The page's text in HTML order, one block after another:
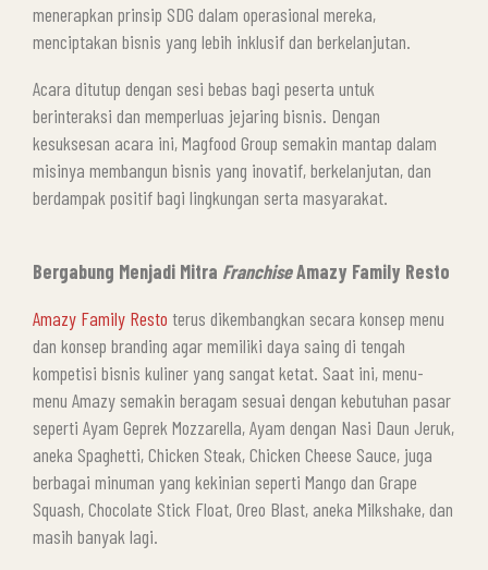
menerapkan prinsip SDG dalam operasional mereka,
menciptakan bisnis yang lebih inklusif dan berkelanjutan.
Acara ditutup dengan sesi bebas bagi peserta untuk
berinteraksi dan memperluas jejaring bisnis. Dengan
kesuksesan acara ini, Magfood Group semakin mantap dalam
misinya membangun bisnis yang inovatif, berkelanjutan, dan
berdampak positif bagi lingkungan serta masyarakat.
Bergabung Menjadi Mitra FranchiseAmazy Family Resto
Amazy Family Resto terus dikembangkan secara konsep menu
dan konsep branding agar memiliki daya saing di tengah
kompetisi bisnis kuliner yang sangat ketat. Saat ini, menu-
menu Amazy semakin beragam sesuai dengan kebutuhan pasar
seperti Ayam Geprek Mozzarella, Ayam dengan Nasi Daun Jeruk,
aneka Spaghetti, Chicken Steak, Chicken Cheese Sauce, juga
berbagai minuman yang kekinian seperti Mango dan Grape
Squash, Chocolate Stick Float, Oreo Blast, aneka Milkshake, dan
masih banyak lagi.